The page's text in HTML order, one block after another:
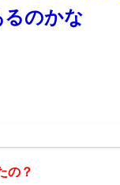
るのかな
の？